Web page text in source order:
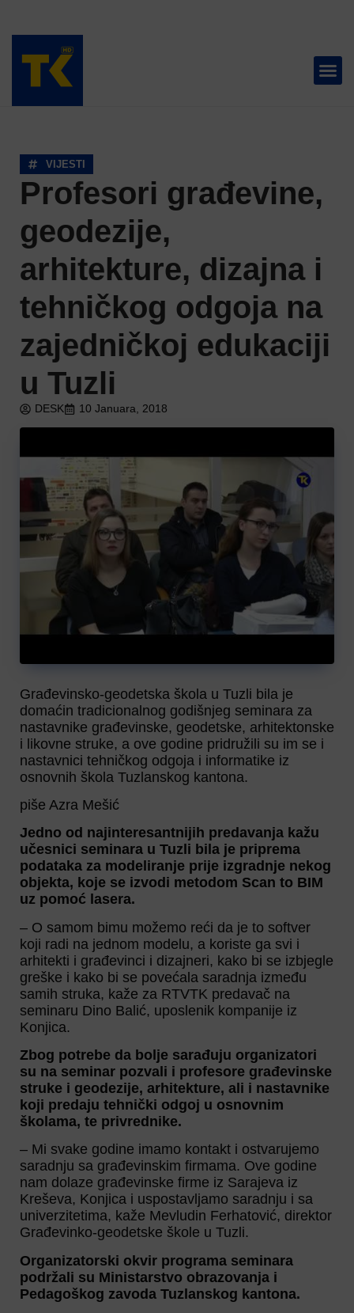
VIJESTI
Profesori građevine,
geodezije,
arhitekture, dizajna i
tehničkog odgoja na
zajedničkoj edukaciji
u Tuzli
DESK 10 Januara, 2018
Građevinsko-geodetska škola u Tuzli bila je
domaćin tradicionalnog godišnjeg seminara za
nastavnike građevinske, geodetske, arhitektonske
i likovne struke, a ove godine pridružili su im se i
nastavnici tehničkog odgoja i informatike iz
osnovnih škola Tuzlanskog kantona.
piše Azra Mešić
Jedno od najinteresantnijih predavanja kažu
učesnici seminara u Tuzli bila je priprema
podataka za modeliranje prije izgradnje nekog
objekta, koje se izvodi metodom Scan to BIM
uz pomoć lasera.
– O samom bimu možemo reći da je to softver
koji radi na jednom modelu, a koriste ga svi i
arhitekti i građevinci i dizajneri, kako bi se izbjegle
greške i kako bi se povećala saradnja između
samih struka, kaže za RTVTK predavač na
seminaru Dino Balić, uposlenik kompanije iz
Konjica.
Zbog potrebe da bolje sarađuju organizatori
su na seminar pozvali i profesore građevinske
struke i geodezije, arhitekture, ali i nastavnike
koji predaju tehnički odgoj u osnovnim
školama, te privrednike.
– Mi svake godine imamo kontakt i ostvarujemo
saradnju sa građevinskim firmama. Ove godine
nam dolaze građevinske firme iz Sarajeva iz
Kreševa, Konjica i uspostavljamo saradnju i sa
univerzitetima, kaže Mevludin Ferhatović, direktor
Građevinko-geodetske škole u Tuzli.
Organizatorski okvir programa seminara
podržali su Ministarstvo obrazovanja i
Pedagoškog zavoda Tuzlanskog kantona.